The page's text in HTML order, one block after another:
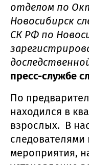
отделом по
Новосибирск
СК РФ по
пресс-службе
По
находился в
взрослых. В
мероприятия,